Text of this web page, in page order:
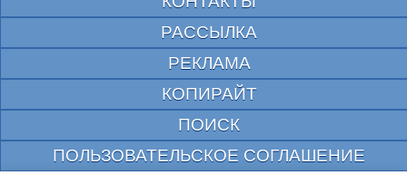
РАССЫЛКА
РЕКЛАМА
КОПИРАЙТ
ПОИСК
ПОЛЬЗОВАТЕЛЬСКОЕ СОГЛАШЕНИЕ